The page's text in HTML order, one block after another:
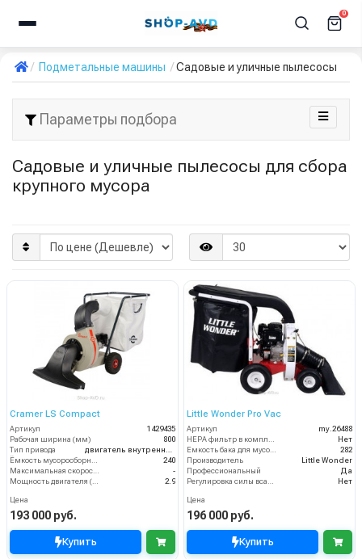
0
Подметальные машины Садовые и уличные пылесосы
Параметры подбора
Садовые и уличные пылесосы для сбора
крупного мусора
Cramer LS Compact
Артикул
1429435
Рабочая ширина (мм)
800
Тип привода
240
-
2.9
Цена
193 000 руб.
Купить
Little Wonder Pro Vac
Артикул
my.26488
Нет
282
Производитель
Little Wonder
Профессиональный
Да
Нет
Цена
196 000 руб.
Купить